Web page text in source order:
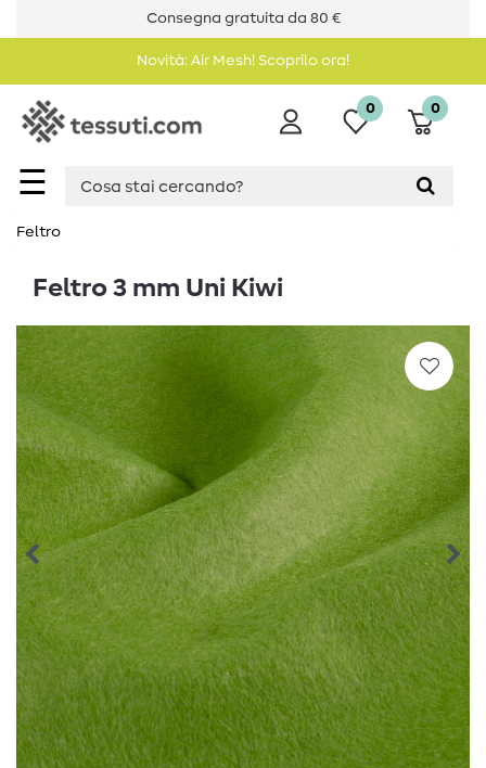
Consegna gratuita da 80 €
Novità: Air Mesh! Scoprilo ora!
☰
0 0
Feltro
Feltro 3 mm Uni Kiwi